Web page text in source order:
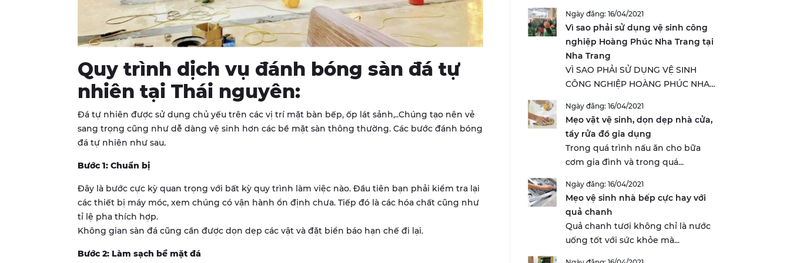
Quy trình dịch vụ đánh bóng sàn đá tự
nhiên tại Thái nguyên:
Đá tự nhiên được sử dụng chủ yếu trên các vị trí mặt bàn bếp, ốp lát sảnh,..Chúng tạo nên vẻ
sang trọng cũng như dễ dàng vệ sinh hơn các bề mặt sàn thông thường. Các bước đánh bóng
đá tự nhiên như sau.
Bước 1: Chuẩn bị
Đây là bước cực kỳ quan trọng với bất kỳ quy trình làm việc nào. Đầu tiên bạn phải kiểm tra lại
các thiết bị máy móc, xem chúng có vận hành ổn định chưa. Tiếp đó là các hóa chất cũng như
tỉ lệ pha thích hợp.
Không gian sàn đá cũng cần được dọn dẹp các vật và đặt biển báo hạn chế đi lại.
Bước 2: Làm sạch bề mặt đá
Ngày đăng: 16/04/2021
Vì sao phải sử dụng vệ sinh công
nghiệp Hoàng Phúc Nha Trang tại
Nha Trang
VÌ SAO PHẢI SỬ DỤNG VỆ SINH
CÔNG NGHIỆP HOÀNG PHÚC NHA
Ngày đăng: 16/04/2021
Mẹo vặt vệ sinh, dọn dẹp nhà cửa,
tẩy rửa đồ gia dụng
Trong quá trình nấu ăn cho bữa
cơm gia đình và trong quá...
Ngày đăng: 16/04/2021
Mẹo vệ sinh nhà bếp cực hay với
quả chanh
Quả chanh tươi không chỉ là nước
uống tốt với sức khỏe mà...